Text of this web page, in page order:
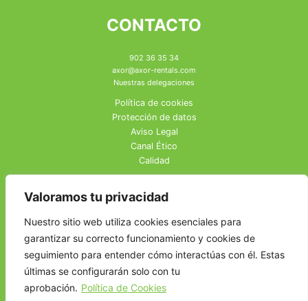
Valoramos tu privacidad
Nuestro sitio web utiliza cookies esenciales para
garantizar su correcto funcionamiento y cookies de
seguimiento para entender cómo interactúas con él. Estas
últimas se configurarán solo con tu
aprobación. Política de Cookies
CONTACTO
902 36 35 34
axor@axor-rentals.com
Nuestras delegaciones
Política de cookies
Protección de datos
Aviso Legal
Canal Ético
Calidad